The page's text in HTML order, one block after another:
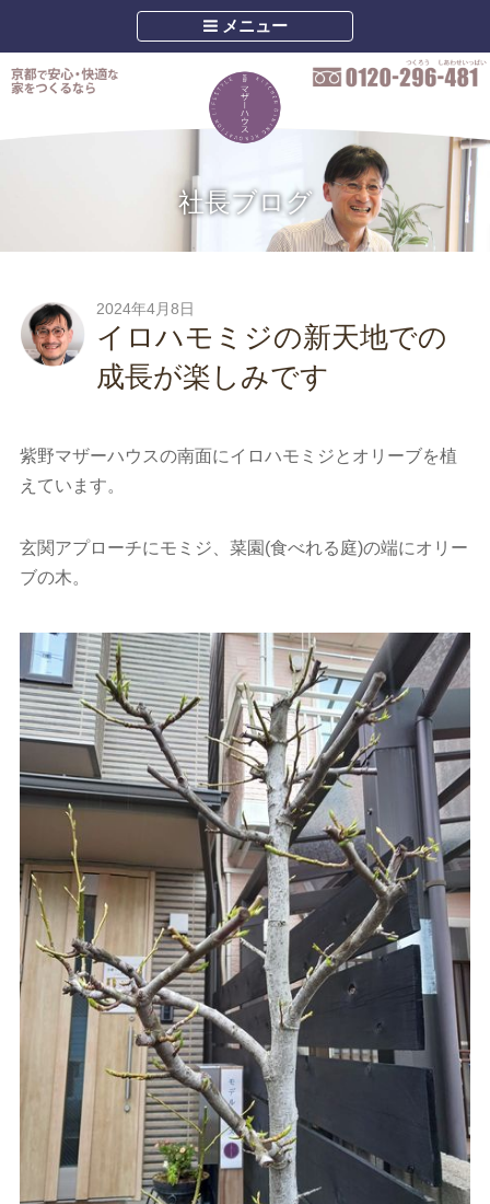
メニュー
社長ブログ
2024年4月8日
イロハモミジの新天地での
成長が楽しみです
紫野マザーハウスの南面にイロハモミジとオリーブを植
えています。
玄関アプローチにモミジ、菜園(食べれる庭)の端にオリー
ブの木。